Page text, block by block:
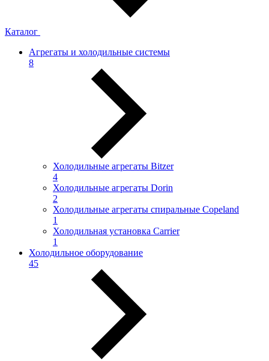
Каталог
Агрегаты и холодильные системы
8
Холодильные агрегаты Bitzer
4
Холодильные агрегаты Dorin
2
Холодильные агрегаты спиральные Copeland
1
Холодильная установка Carrier
1
Холодильное оборудование
45